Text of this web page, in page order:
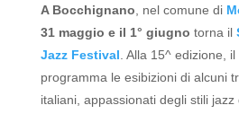
A Bocchignano, nel comune di
31 maggio e il 1° giugno torna il
Jazz Festival. Alla 15^ edizione,
programma le esibizioni di alcuni
italiani, appassionati degli stili